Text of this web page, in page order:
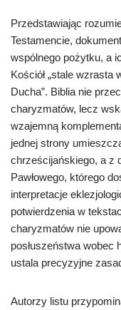
Przedstawiając
Testamencie,
wspólnego pożytku, a
Kościół „stale wzrasta
Ducha”. Biblia nie
charyzmatów, lecz
wzajemną
jednej strony
chrześcijańskiego, a z
Pawłowego, którego
interpretacje
potwierdzenia w
charyzmatów nie
posłuszeństwa wobec
ustala precyzyjne
Autorzy listu